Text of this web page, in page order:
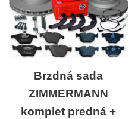
Brzdná sada
ZIMMERMANN
komplet predná +